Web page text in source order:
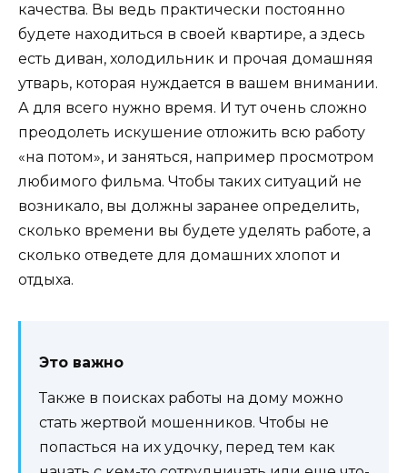
качества. Вы ведь практически постоянно
будете находиться в своей квартире, а здесь
есть диван, холодильник и прочая домашняя
утварь, которая нуждается в вашем внимании.
А для всего нужно время. И тут очень сложно
преодолеть искушение отложить всю работу
«на потом», и заняться, например просмотром
любимого фильма. Чтобы таких ситуаций не
возникало, вы должны заранее определить,
сколько времени вы будете уделять работе, а
сколько отведете для домашних хлопот и
отдыха.
Это важно
Также в поисках работы на дому можно
стать жертвой мошенников. Чтобы не
попасться на их удочку, перед тем как